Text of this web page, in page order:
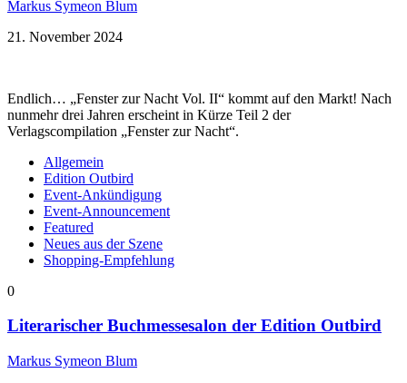
Markus Symeon Blum
21. November 2024
Endlich… „Fenster zur Nacht Vol. II“ kommt auf den Markt! Nach
nunmehr drei Jahren erscheint in Kürze Teil 2 der
Verlagscompilation „Fenster zur Nacht“.
Allgemein
Edition Outbird
Event-Ankündigung
Event-Announcement
Featured
Neues aus der Szene
Shopping-Empfehlung
0
Literarischer Buchmessesalon der Edition Outbird
Markus Symeon Blum